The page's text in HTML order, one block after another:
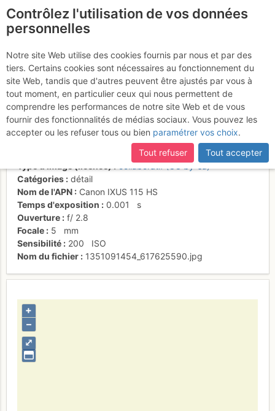
Départ de Thame
dans les nuages
Activités
Date/heure
collaboratif (CC by-sa)
Catégories
détail
Nom de l'APN
Canon IXUS 115 HS
Temps d'exposition
0.001
s
Ouverture
f/ 2.8
Focale
5
mm
Sensibilité
200
ISO
Nom du fichier
1351091454_617625590.jpg
⤢
+
–
Contrôlez l'utilisation de vos données
personnelles
Notre site Web utilise des cookies fournis par nous et par des
tiers. Certains cookies sont nécessaires au fonctionnement du
site Web, tandis que d'autres peuvent être ajustés par vous à
tout moment, en particulier ceux qui nous permettent de
comprendre les performances de notre site Web et de vous
fournir des fonctionnalités de médias sociaux. Vous pouvez les
accepter ou les refuser tous ou bien paramétrer vos choix.
Tout refuser
Tout accepter